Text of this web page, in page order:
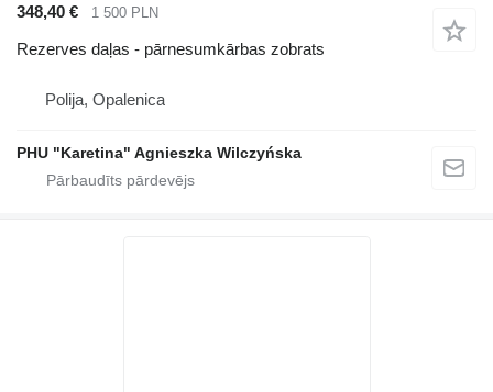
348,40 € 1 500 PLN
Rezerves daļas - pārnesumkārbas zobrats
Polija, Opalenica
PHU "Karetina" Agnieszka Wilczyńska